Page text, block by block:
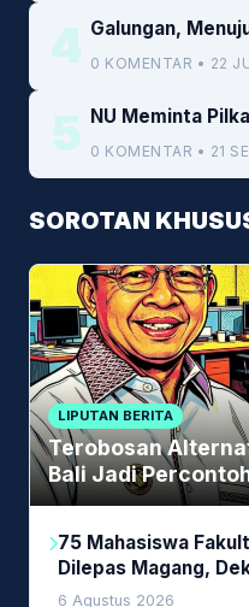
4 Galungan,
0 KOMENTAR • 22
5 NU Meminta
0 KOMENTAR • 21
SOROTAN
LIPUTAN BERITA
Terobosan
Bali Jadi
Pembiayaan
75 Mahasiswa
Dilepas Magang,
Penting
6 Agustus 2026